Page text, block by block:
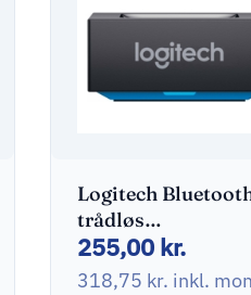
Logitech
trådløs
audiomodtager
255,00 kr.
318,75 kr. inkl.